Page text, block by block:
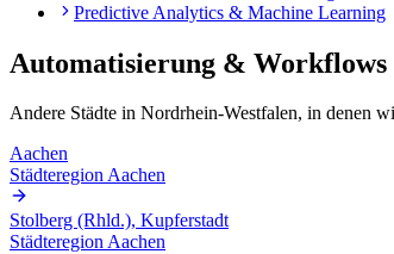
Predictive Analytics & Machine Learning
Automatisierung & Workflows
Andere Städte in Nordrhein-Westfalen, in denen
Aachen
Städteregion Aachen
Stolberg (Rhld.), Kupferstadt
Städteregion Aachen